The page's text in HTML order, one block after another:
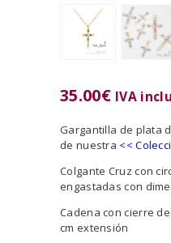
35.00€ IVA
Gargantilla de plata
de nuestra <<
Colgante Cruz con
engastadas con
Cadena con cierre
cm extensión